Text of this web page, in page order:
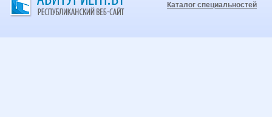
Каталог специальностей